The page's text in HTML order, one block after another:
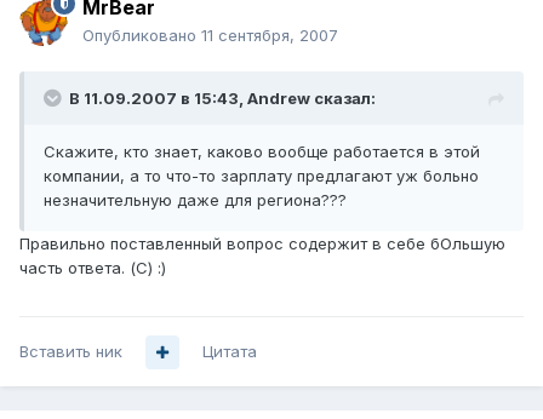
MrBear
Опубликовано 11 сентября, 2007
В 11.09.2007 в 15:43, Andrеw сказал:
Скажите, кто знает, каково вообще работается в этой
компании, а то что-то зарплату предлагают уж больно
незначительную даже для региона???
Правильно поставленный вопрос содержит в себе бОльшую
часть ответа. (С) :)
Вставить ник Цитата